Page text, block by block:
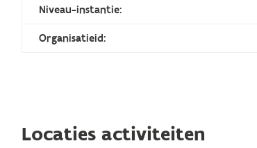
Niveau-instantie:
Organisatieid:
Locaties activiteiten